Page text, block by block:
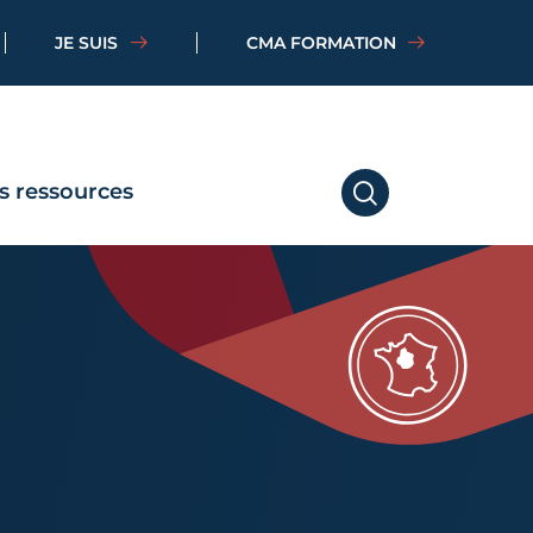
JE SUIS CMA FORMATION
RECHERCHER
ressources